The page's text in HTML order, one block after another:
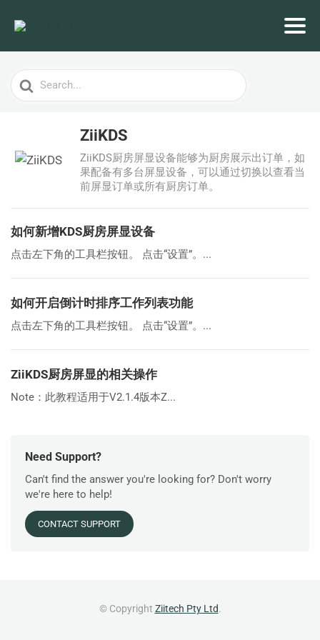
Search
For
ZiiKDS
ZiiKDS厨房屏显设备能够为厨房展示出订单，如
果配备有多台屏显设备，可以通过切换以查看当
前屏显订单或所有厨房订单。
如何新增KDS厨房屏显设备
点击左下角的工具栏按钮。 点击“设置”。...
如何开启倒计时排序工作列表功能
点击左下角的工具栏按钮。 点击“设置”。...
ZiiKDS厨房屏显的相关操作
Note：此教程适用于V2.1.4版本Z...
Need Support?
Can't find the answer you're looking for? Don't worry
we're here to help!
CONTACT SUPPORT
© Copyright Ziitech Pty Ltd.